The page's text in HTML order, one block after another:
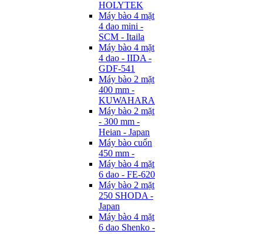
HOLYTEK
Máy bào 4 mặt
4 dao mini -
SCM - Itaila
Máy bào 4 mặt
4 dao - IIDA -
GDF-541
Máy bào 2 mặt
400 mm -
KUWAHARA
Máy bào 2 mặt
- 300 mm -
Heian - Japan
Máy bào cuốn
450 mm -
Máy bào 4 mặt
6 dao - FE-620
Máy bào 2 mặt
250 SHODA -
Japan
Máy bào 4 mặt
6 dao Shenko -